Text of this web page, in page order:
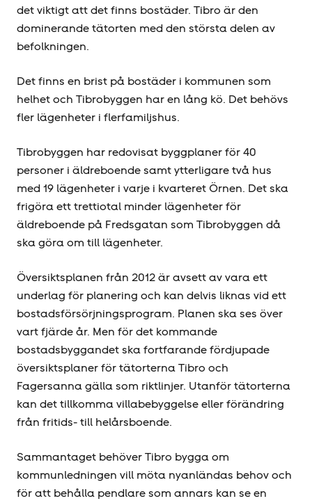
det viktigt att det finns bostäder. Tibro är den
dominerande tätorten med den största delen av
befolkningen.
Det finns en brist på bostäder i kommunen som
helhet och Tibrobyggen har en lång kö. Det behövs
fler lägenheter i flerfamiljshus.
Tibrobyggen har redovisat byggplaner för 40
personer i äldreboende samt ytterligare två hus
med 19 lägenheter i varje i kvarteret Örnen. Det ska
frigöra ett trettiotal minder lägenheter för
äldreboende på Fredsgatan som Tibrobyggen då
ska göra om till lägenheter.
Översiktsplanen från 2012 är avsett av vara ett
underlag för planering och kan delvis liknas vid ett
bostadsförsörjningsprogram. Planen ska ses över
vart fjärde år. Men för det kommande
bostadsbyggandet ska fortfarande fördjupade
översiktsplaner för tätorterna Tibro och
Fagersanna gälla som riktlinjer. Utanför tätorterna
kan det tillkomma villabebyggelse eller förändring
från fritids- till helårsboende.
Sammantaget behöver Tibro bygga om
kommunledningen vill möta nyanländas behov och
för att behålla pendlare som annars kan se en